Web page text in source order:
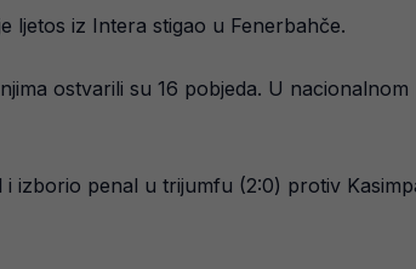
ljetos iz Intera stigao u Fenerbahče.
ostvarili su 16 pobjeda. U
izborio penal u trijumfu (2:0) protiv